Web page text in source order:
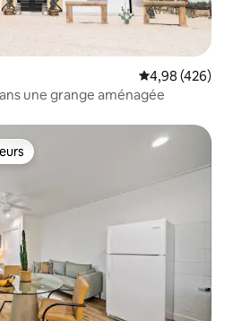
Évaluation
4,98 (426)
une grange aménagée
les plus appréciés